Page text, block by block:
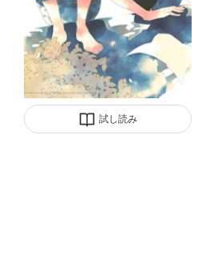
試し読み